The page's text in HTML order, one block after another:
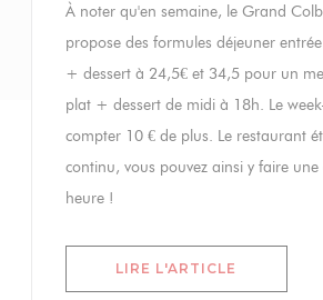
À noter qu'en semaine, le Grand
propose des formules déjeuner
+ dessert à 24,5€ et 34,5 pour un
plat + dessert de midi à 18h. Le
compter 10 € de plus. Le restaurant
continu, vous pouvez ainsi y faire une
heure !
LIRE L'ARTICLE